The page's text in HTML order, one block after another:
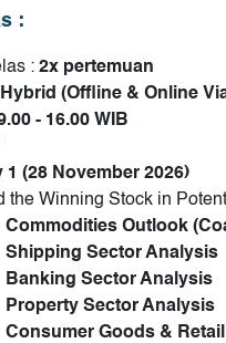
:
: 2x pertemuan
Hybrid (Offline & Online
- 16.00 WIB
1 (28 November 2026)
the Winning Stock in
Commodities Outlook
Shipping Sector Analysis
Banking Sector Analysis
Property Sector Analysis
Consumer Goods &